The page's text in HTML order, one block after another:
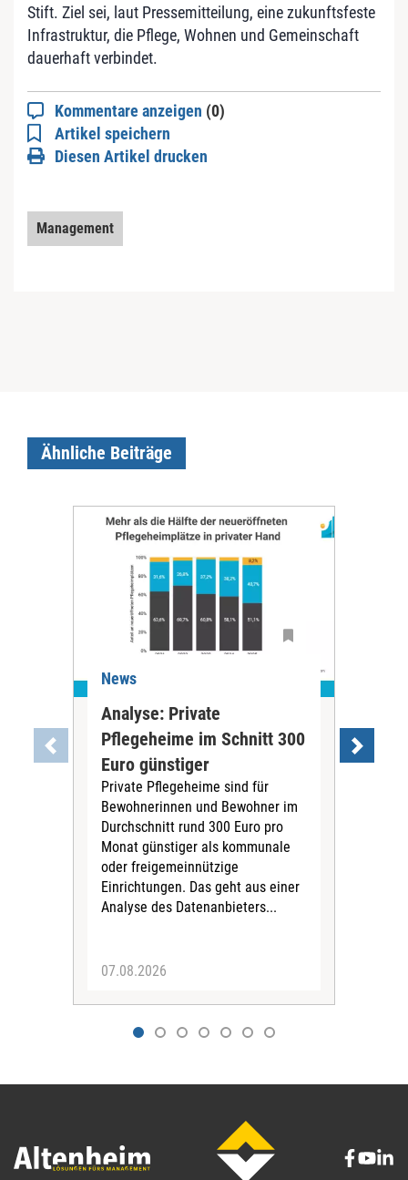
Stift. Ziel sei, laut Pressemitteilung, eine zukunftsfeste
Infrastruktur, die Pflege, Wohnen und Gemeinschaft
dauerhaft verbindet.
Kommentare anzeigen (0)
Artikel speichern
Diesen Artikel drucken
Management
Ähnliche Beiträge
News
Analyse: Private
Pflegeheime im Schnitt 300
Euro günstiger
Private Pflegeheime sind für
Bewohnerinnen und Bewohner im
Durchschnitt rund 300 Euro pro
Monat günstiger als kommunale
oder freigemeinnützige
Einrichtungen. Das geht aus einer
Analyse des Datenanbieters...
07.08.2026